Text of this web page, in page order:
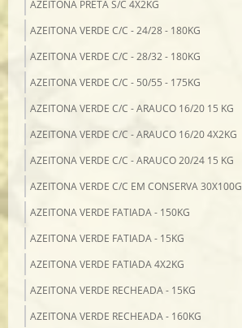
AZEITONA PRETA S/C 4X2KG
AZEITONA VERDE C/C - 24/28 - 180KG
AZEITONA VERDE C/C - 28/32 - 180KG
AZEITONA VERDE C/C - 50/55 - 175KG
AZEITONA VERDE C/C - ARAUCO 16/20 15 KG
AZEITONA VERDE C/C - ARAUCO 16/20 4X2KG
AZEITONA VERDE C/C - ARAUCO 20/24 15 KG
AZEITONA VERDE C/C EM CONSERVA 30X100G
AZEITONA VERDE FATIADA - 150KG
AZEITONA VERDE FATIADA - 15KG
AZEITONA VERDE FATIADA 4X2KG
AZEITONA VERDE RECHEADA - 15KG
AZEITONA VERDE RECHEADA - 160KG